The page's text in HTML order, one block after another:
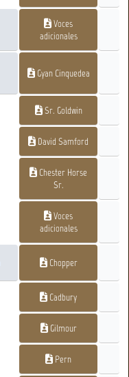
Voces
adicionales
Gyan Cinquedea
Sr. Goldwin
David Samford
Chester Horse
Sr.
Voces
adicionales
Chopper
Cadbury
Gilmour
Pern